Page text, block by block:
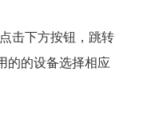
击下方按钮，跳转
的的设备选择相应